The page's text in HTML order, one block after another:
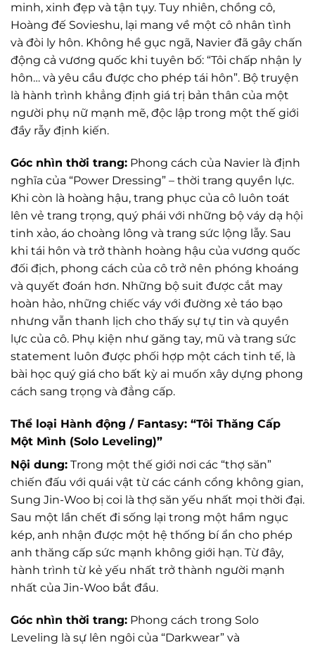
minh, xinh đẹp và tận tụy. Tuy nhiên, chồng cô,
Hoàng đế Sovieshu, lại mang về một cô nhân tình
và đòi ly hôn. Không hề gục ngã, Navier đã gây chấn
động cả vương quốc khi tuyên bố: “Tôi chấp nhận ly
hôn… và yêu cầu được cho phép tái hôn”. Bộ truyện
là hành trình khẳng định giá trị bản thân của một
người phụ nữ mạnh mẽ, độc lập trong một thế giới
đầy rẫy định kiến.
Góc nhìn thời trang: Phong cách của Navier là định
nghĩa của “Power Dressing” – thời trang quyền lực.
Khi còn là hoàng hậu, trang phục của cô luôn toát
lên vẻ trang trọng, quý phái với những bộ váy dạ hội
tinh xảo, áo choàng lông và trang sức lộng lẫy. Sau
khi tái hôn và trở thành hoàng hậu của vương quốc
đối địch, phong cách của cô trở nên phóng khoáng
và quyết đoán hơn. Những bộ suit được cắt may
hoàn hảo, những chiếc váy với đường xẻ táo bạo
nhưng vẫn thanh lịch cho thấy sự tự tin và quyền
lực của cô. Phụ kiện như găng tay, mũ và trang sức
statement luôn được phối hợp một cách tinh tế, là
bài học quý giá cho bất kỳ ai muốn xây dựng phong
cách sang trọng và đẳng cấp.
Thể loại Hành động / Fantasy: “Tôi Thăng Cấp
Một Mình (Solo Leveling)”
Nội dung: Trong một thế giới nơi các “thợ săn”
chiến đấu với quái vật từ các cánh cổng không gian,
Sung Jin-Woo bị coi là thợ săn yếu nhất mọi thời đại.
Sau một lần chết đi sống lại trong một hầm ngục
kép, anh nhận được một hệ thống bí ẩn cho phép
anh thăng cấp sức mạnh không giới hạn. Từ đây,
hành trình từ kẻ yếu nhất trở thành người mạnh
nhất của Jin-Woo bắt đầu.
Góc nhìn thời trang: Phong cách trong Solo
Leveling là sự lên ngôi của “Darkwear” và